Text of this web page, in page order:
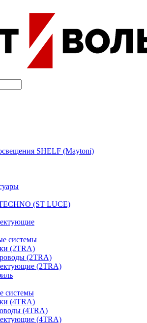
SHELF (Maytoni)
(ST LUCE)
системы
(2TRA)
(2TRA)
(2TRA)
системы
(4TRA)
(4TRA)
(4TRA)